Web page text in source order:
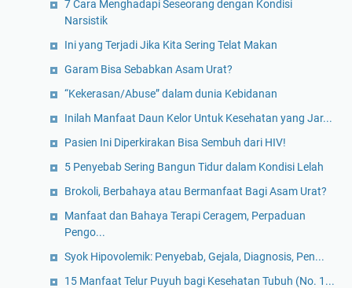
7 Cara Menghadapi Seseorang dengan Kondisi
Narsistik
Ini yang Terjadi Jika Kita Sering Telat Makan
Garam Bisa Sebabkan Asam Urat?
“Kekerasan/Abuse” dalam dunia Kebidanan
Inilah Manfaat Daun Kelor Untuk Kesehatan yang Jar...
Pasien Ini Diperkirakan Bisa Sembuh dari HIV!
5 Penyebab Sering Bangun Tidur dalam Kondisi Lelah
Brokoli, Berbahaya atau Bermanfaat Bagi Asam Urat?
Manfaat dan Bahaya Terapi Ceragem, Perpaduan
Pengo...
Syok Hipovolemik: Penyebab, Gejala, Diagnosis, Pen...
15 Manfaat Telur Puyuh bagi Kesehatan Tubuh (No. 1...